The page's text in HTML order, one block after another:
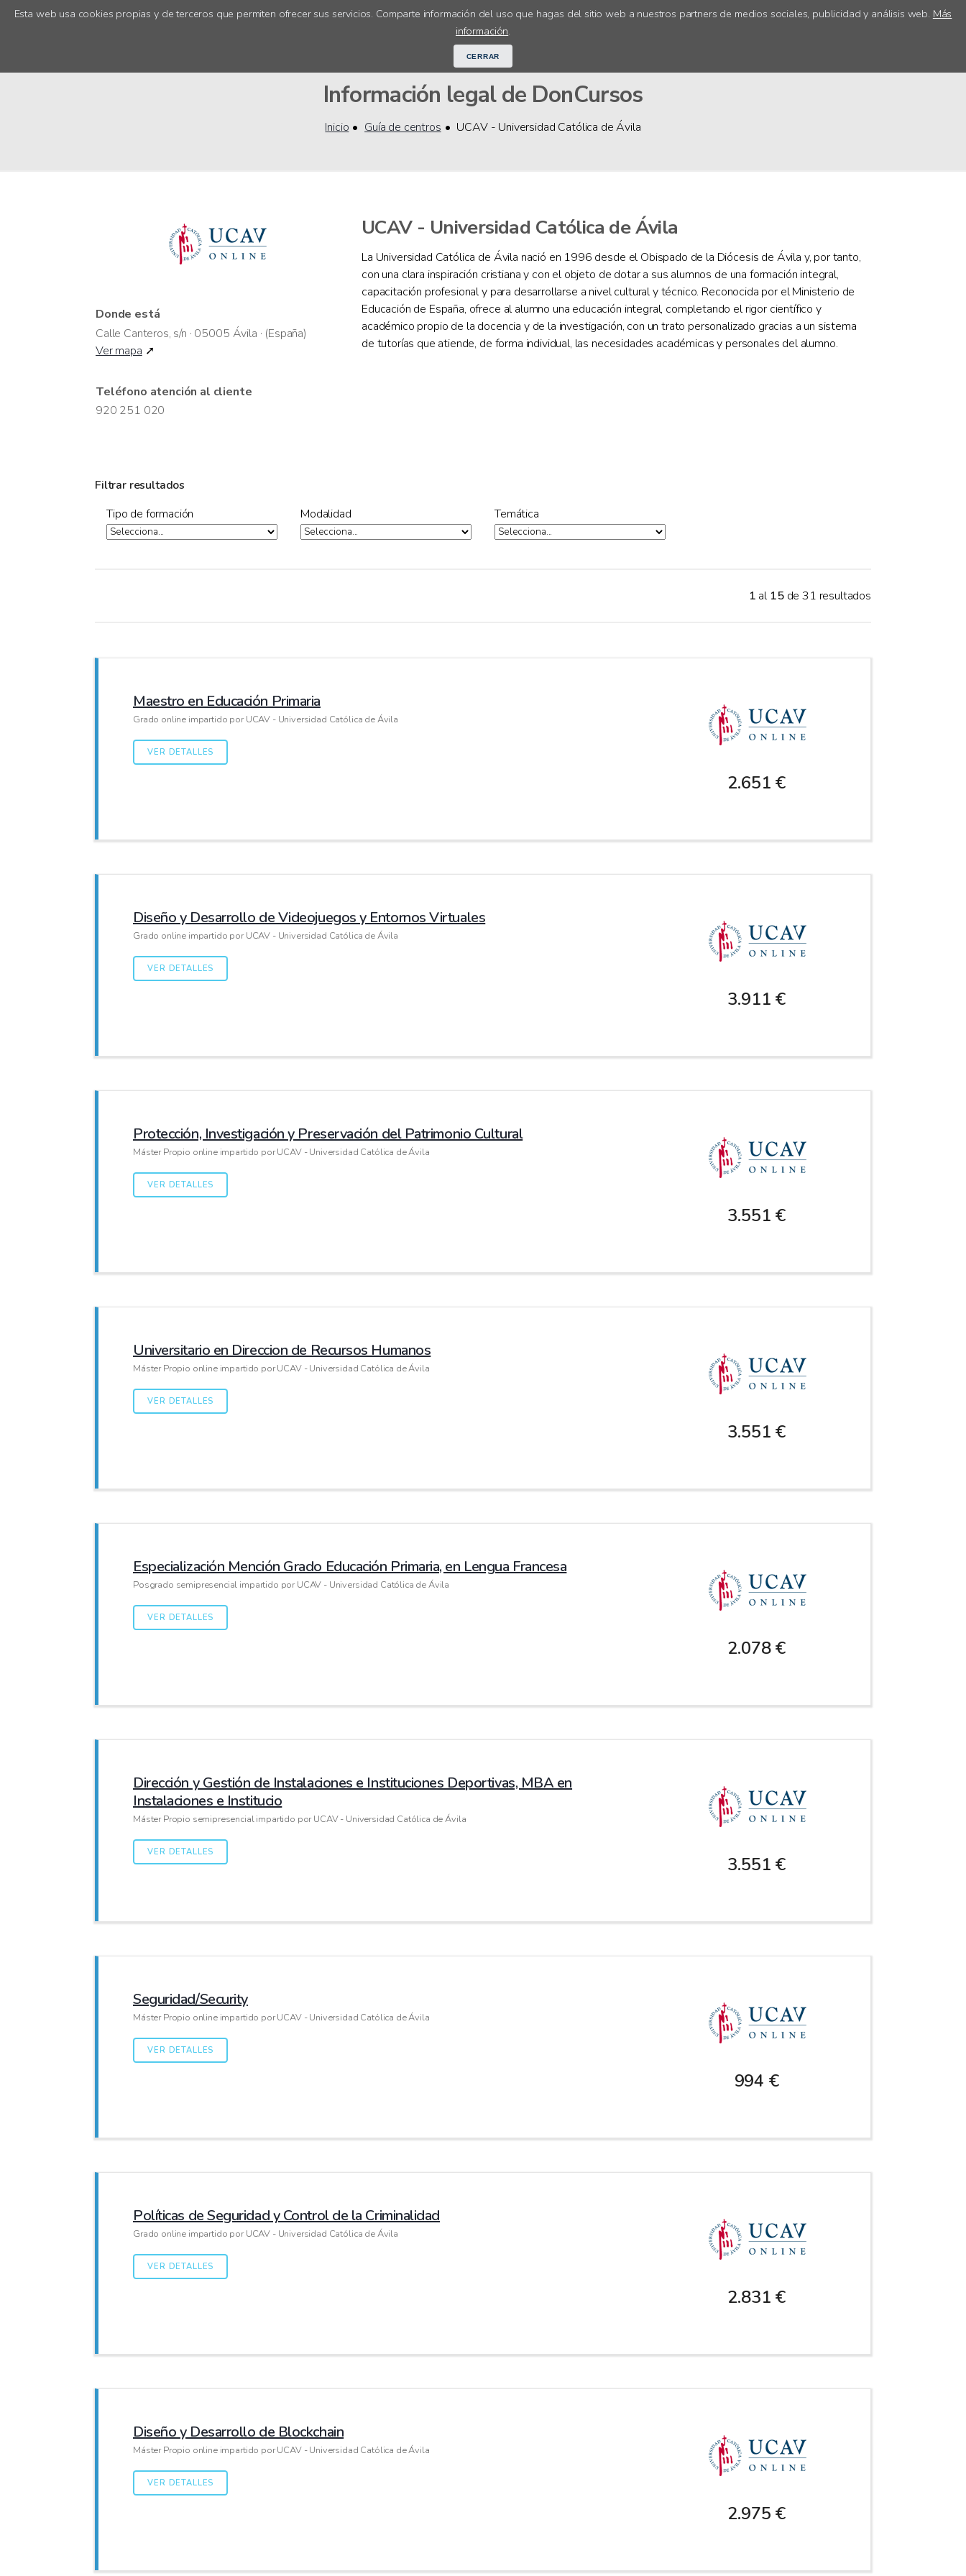
Esta web usa cookies propias y de terceros que permiten ofrecer sus servicios. Comparte información del uso que hagas del sitio web a nuestros partners de medios sociales, publicidad y análisis web. Más
información.
CERRAR
Cursos online Orientación académica Acceso centros
Información legal de DonCursos
Inicio Guía de centros UCAV - Universidad Católica de Ávila
Donde está
Calle Canteros, s/n · 05005 Ávila · (España)
Ver mapa ➚
Teléfono atención al cliente
920 251 020
UCAV - Universidad Católica de Ávila
La Universidad Católica de Ávila nació en 1996 desde el Obispado de la Diócesis de Ávila y, por tanto,
con una clara inspiración cristiana y con el objeto de dotar a sus alumnos de una formación integral,
capacitación profesional y para desarrollarse a nivel cultural y técnico. Reconocida por el Ministerio de
Educación de España, ofrece al alumno una educación integral, completando el rigor científico y
académico propio de la docencia y de la investigación, con un trato personalizado gracias a un sistema
de tutorías que atiende, de forma individual, las necesidades académicas y personales del alumno.
Filtrar resultados
Tipo de formación
Modalidad Temática
1 al15de 31 resultados
Maestro en Educación Primaria
Grado online impartido por UCAV - Universidad Católica de Ávila
VER DETALLES
2.651 €
Diseño y Desarrollo de Videojuegos y Entornos Virtuales
Grado online impartido por UCAV - Universidad Católica de Ávila
VER DETALLES
3.911 €
Protección, Investigación y Preservación del Patrimonio Cultural
Máster Propio online impartido por UCAV - Universidad Católica de Ávila
VER DETALLES
3.551 €
Universitario en Direccion de Recursos Humanos
Máster Propio online impartido por UCAV - Universidad Católica de Ávila
VER DETALLES
3.551 €
Especialización Mención Grado Educación Primaria, en Lengua Francesa
Posgrado semipresencial impartido por UCAV - Universidad Católica de Ávila
VER DETALLES
2.078 €
Dirección y Gestión de Instalaciones e Instituciones Deportivas, MBA en
Instalaciones e Institucio
Máster Propio semipresencial impartido por UCAV - Universidad Católica de Ávila
VER DETALLES
3.551 €
Seguridad/Security
Máster Propio online impartido por UCAV - Universidad Católica de Ávila
VER DETALLES
994 €
Políticas de Seguridad y Control de la Criminalidad
Grado online impartido por UCAV - Universidad Católica de Ávila
VER DETALLES
2.831 €
Diseño y Desarrollo de Blockchain
Máster Propio online impartido por UCAV - Universidad Católica de Ávila
VER DETALLES
2.975 €